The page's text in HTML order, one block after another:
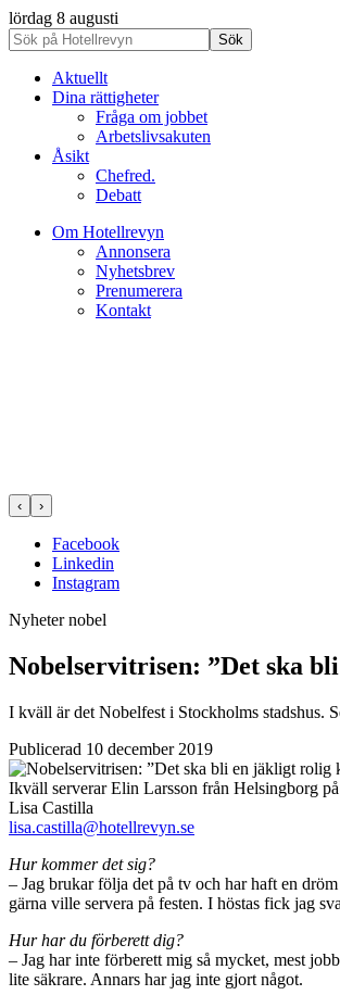
lördag 8 augusti
Aktuellt
Dina rättigheter
Fråga om jobbet
Arbetslivsakuten
Åsikt
Chefred.
Debatt
Om Hotellrevyn
Annonsera
Nyhetsbrev
Prenumerera
Kontakt
‹ ›
Facebook
Linkedin
Instagram
Nyheternobel
Nobelservitrisen: ”Det ska
I kväll är det Nobelfest i Stockholms stadshus.
Publicerad 10 december 2019
Ikväll serverar Elin Larsson från Helsingborg
Lisa Castilla
lisa.castilla@hotellrevyn.se
Hur kommer det sig?
– Jag brukar följa det på tv och har haft en
gärna ville servera på festen. I höstas fick jag
Hur har du förberett dig?
– Jag har inte förberett mig så mycket, mest
lite säkrare. Annars har jag inte gjort något.